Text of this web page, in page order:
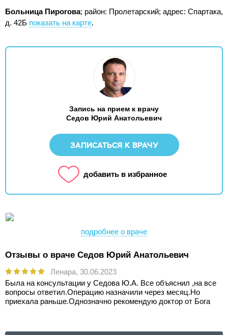
Больница Пирогова; район: Пролетарский; адрес: Спартака,
д. 42Б показать на карте.
Запись на прием к врачу
Седов Юрий Анатольевич
ЗАПИСАТЬСЯ К ВРАЧУ
добавить в избранное
подробнее о враче
Отзывы о враче Седов Юрий Анатольевич
Ленара, 30.06.2023
Была на консультации у Седова Ю.А. Все объяснил ,на все
вопросы ответил.Операцию назначили через месяц.Но
приехала раньше.Однозначно рекомендую доктор от Бога